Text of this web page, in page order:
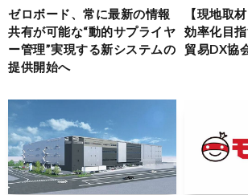
ゼロボード、常に最新の情報
共有が可能な“動的サプライヤ
ー管理”実現する新システムの
提供開始へ
【現地取
効率化目
貿易DX協